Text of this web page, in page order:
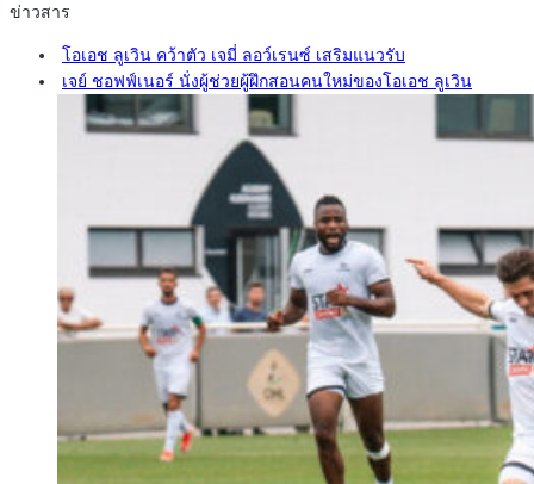
ข่าวสาร
โอเอช ลูเวิน คว้าตัว เจมี่ ลอว์เรนซ์ เสริมแนวรับ
เจย์ ชอฟฟ์เนอร์ นั่งผู้ช่วยผู้ฝึกสอนคนใหม่ของโอเอช ลูเวิน